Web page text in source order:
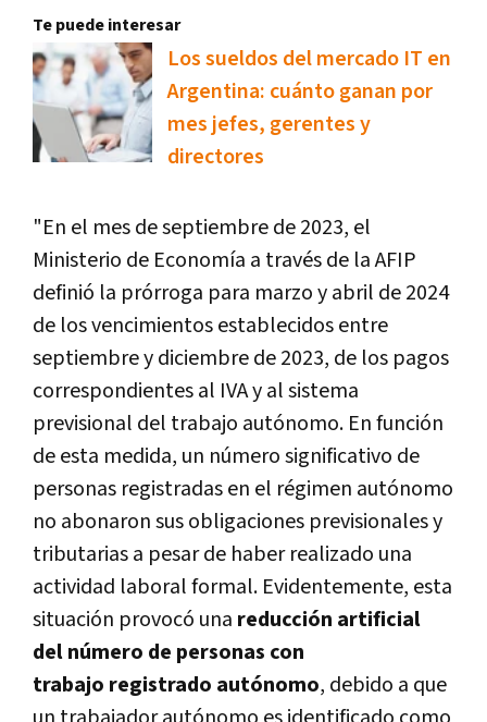
Te puede interesar
Los sueldos del mercado IT en
Argentina: cuánto ganan por
mes jefes, gerentes y
directores
"En el mes de septiembre de 2023, el
Ministerio de Economía a través de la AFIP
definió la prórroga para marzo y abril de 2024
de los vencimientos establecidos entre
septiembre y diciembre de 2023, de los pagos
correspondientes al IVA y al sistema
previsional del trabajo autónomo. En función
de esta medida, un número significativo de
personas registradas en el régimen autónomo
no abonaron sus obligaciones previsionales y
tributarias a pesar de haber realizado una
actividad laboral formal. Evidentemente, esta
situación provocó una reducción artificial
del número de personas con
trabajo registrado autónomo, debido a que